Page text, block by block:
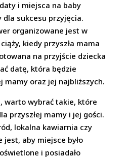
i miejsca na baby
sukcesu przyjęcia.
organizowane jest w
kiedy przyszła mama
na przyjście dziecka
datę, która będzie
mamy oraz jej najbliższych.
warto wybrać takie, które
przyszłej mamy i jej gości.
lokalna kawiarnia czy
jest, aby miejsce było
i posiadało